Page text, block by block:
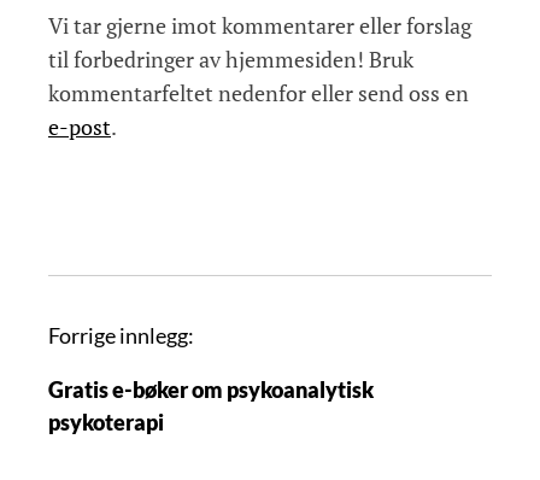
Vi tar gjerne imot kommentarer eller forslag
til forbedringer av hjemmesiden! Bruk
kommentarfeltet nedenfor eller send oss en
e-post.
I
n
l
Forrige innlegg:
Gratis e-bøker om psykoanalytisk
psykoterapi